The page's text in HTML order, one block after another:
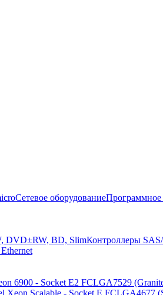
Сетевое оборудованиеПрограммное
DVD±RW, BD, SlimКонтроллеры
6900 - Socket E2 FCLGA7529
Xeon Scalable - Socket E FCLGA4677